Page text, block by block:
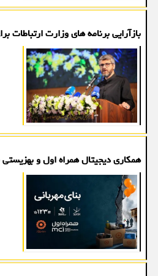
بازآرایی برنامه های وزارت ارتباطات
همکاری دیجیتال همراه اول و